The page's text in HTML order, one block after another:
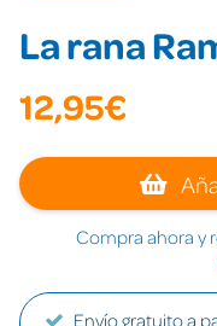
La rana
12,95€
Compra ahora y
Envío gratuito a